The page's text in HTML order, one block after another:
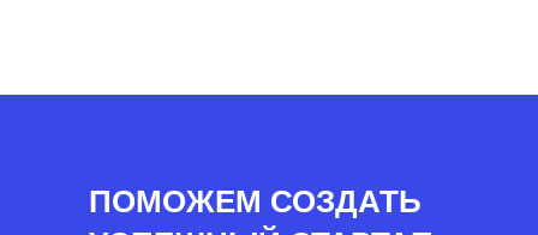
ПОМОЖЕМ СОЗДАТЬ